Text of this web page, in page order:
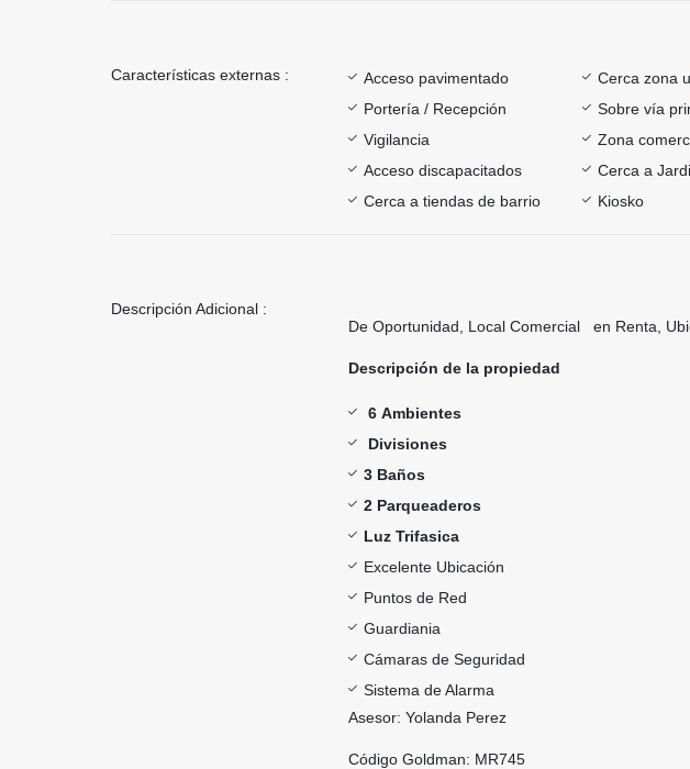
Características externas : Acceso pavimentado Cerca zona
Portería / Recepción
Sobre vía
Vigilancia
Zona
Acceso discapacitados
Cerca a
Cerca a tiendas de barrio
Kiosko
Descripción Adicional :
De Oportunidad, Local Comercial en Renta,
Descripción de la propiedad
6 Ambientes
Divisiones
3 Baños
2 Parqueaderos
Luz Trifasica
Excelente Ubicación
Puntos de Red
Guardiania
Cámaras de Seguridad
Sistema de Alarma
Asesor: Yolanda Perez
Código Goldman: MR745